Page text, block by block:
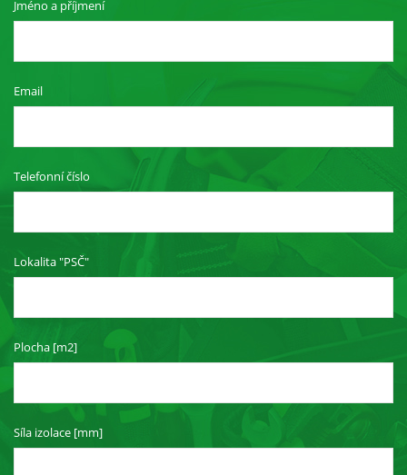
Jméno a příjmení
Email
Telefonní číslo
Lokalita "PSČ"
Plocha [m2]
Síla izolace [mm]